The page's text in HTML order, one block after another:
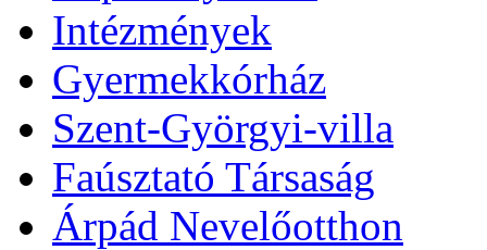
Intézmények
Gyermekkórház
Szent-Györgyi-villa
Faúsztató Társaság
Árpád Nevelőotthon